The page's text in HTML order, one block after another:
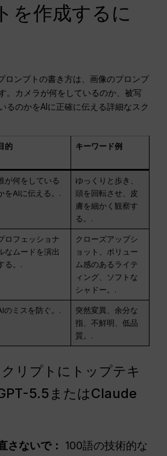
を作成するに
ロンプトの書き方は、画像のプロンプ
。カメラが何をしているのか、被写
るのかをAIに正確に伝える詳細なスク
的 キーワード例
が何をしている
をAIに伝える。.
ゆっくりと歩き、
頭を回転させ、皮
膚を細かく観察す
る。.
ロフェッショナ
なムードを演出
る。.
クローズアップシ
ョット、ボリュー
ム感のあるライテ
ィング、ソフトな
シャドー。.
のミスを防ぐ。.
突然変異、余分な
指、不鮮明、低品
質。.
リプトにトップテキ
5.5またはClaude
さないで：
100語の技術的な